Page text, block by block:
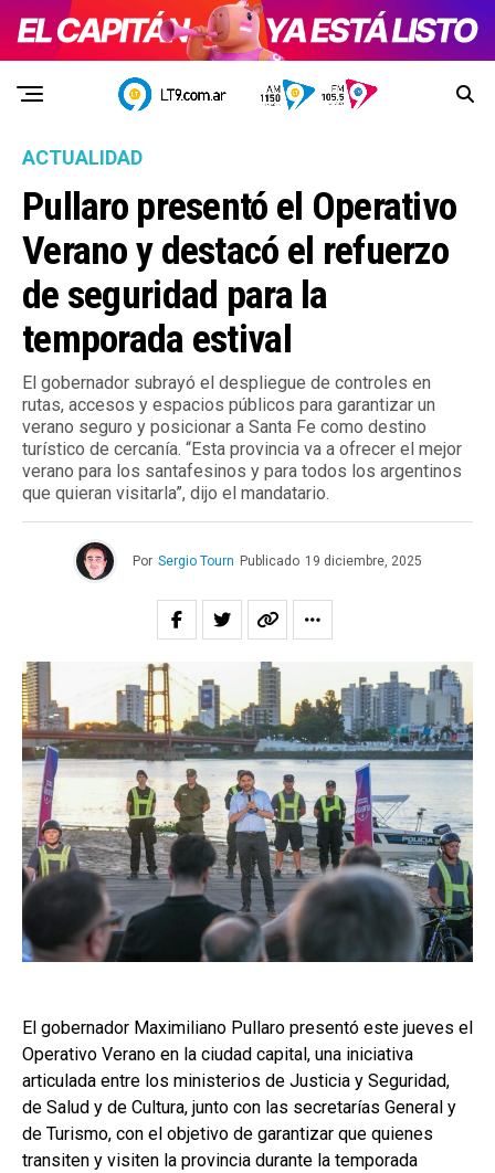
ACTUALIDAD
Pullaro presentó el Operativo
Verano y destacó el refuerzo
de seguridad para la
temporada estival
El gobernador subrayó el despliegue de controles en
rutas, accesos y espacios públicos para garantizar un
verano seguro y posicionar a Santa Fe como destino
turístico de cercanía. “Esta provincia va a ofrecer el mejor
verano para los santafesinos y para todos los argentinos
que quieran visitarla”, dijo el mandatario.
Por Sergio Tourn Publicado 19 diciembre, 2025
El gobernador Maximiliano Pullaro presentó este jueves el
Operativo Verano en la ciudad capital, una iniciativa
articulada entre los ministerios de Justicia y Seguridad,
de Salud y de Cultura, junto con las secretarías General y
de Turismo, con el objetivo de garantizar que quienes
transiten y visiten la provincia durante la temporada